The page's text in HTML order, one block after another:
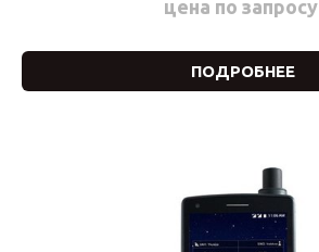
цена по запросу
ПОДРОБНЕЕ